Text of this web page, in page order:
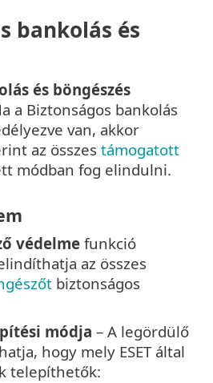
bankolás és
és böngészés
a Biztonságos bankolás
van, akkor
az összes támogatott
módban fog elindulni.
védelmefunkció
az összes
biztonságos
módja – A legördülő
hogy mely ESET által
telepíthetők: